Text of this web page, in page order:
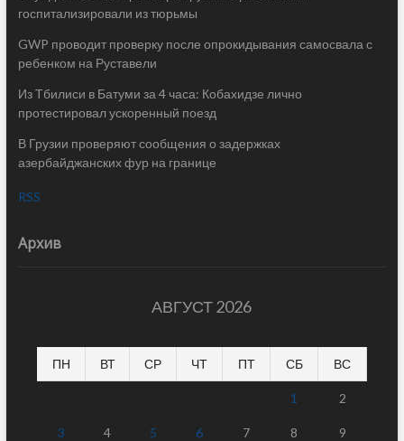
госпитализировали из тюрьмы
GWP проводит проверку после опрокидывания самосвала с
ребенком на Руставели
Из Тбилиси в Батуми за 4 часа: Кобахидзе лично
протестировал ускоренный поезд
В Грузии проверяют сообщения о задержках
азербайджанских фур на границе
RSS
Архив
АВГУСТ 2026
ПН ВТ СР ЧТ ПТ СБ ВС
1 2
3 4 5 6 7 8 9